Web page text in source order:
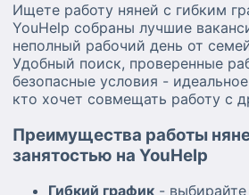
Ищете работу няней с гибким
YouHelp собраны лучшие
неполный рабочий день от
Удобный поиск, проверенные
безопасные условия -
кто хочет совмещать работу с
Преимущества работы
занятостью на YouHelp
Гибкий график -